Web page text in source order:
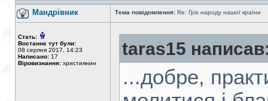
Мандрiвник Тема повідомлення: Re: Гріх народу нашої країни
Стать:
Востаннє тут були:
08 серпня 2017, 14:23
Написано: 17
Віровизнання: християнин
taras15
...добре,